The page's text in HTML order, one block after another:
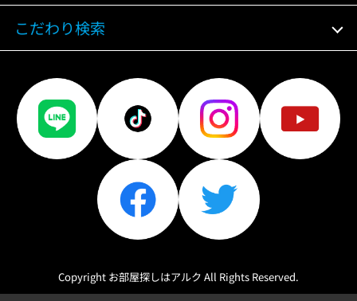
こだわり検索
Copyright お部屋探しはアルク All Rights Reserved.